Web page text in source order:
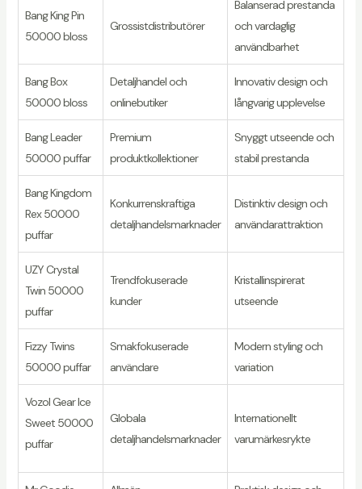
Bang King Pin
50000 bloss
Grossistdistributörer
Balanserad prestanda
och vardaglig
användbarhet
Bang Box
50000 bloss
Detaljhandel och
onlinebutiker
Innovativ design och
långvarig upplevelse
Bang Leader
50000 puffar
Premium
produktkollektioner
Snyggt utseende och
stabil prestanda
Bang Kingdom
Rex 50000
puffar
Konkurrenskraftiga
detaljhandelsmarknader
Distinktiv design och
användarattraktion
UZY Crystal
Twin 50000
puffar
Trendfokuserade
kunder
Kristallinspirerat
utseende
Fizzy Twins
50000 puffar
Smakfokuserade
användare
Modern styling och
variation
Vozol Gear Ice
Sweet 50000
puffar
Globala
detaljhandelsmarknader
Internationellt
varumärkesrykte